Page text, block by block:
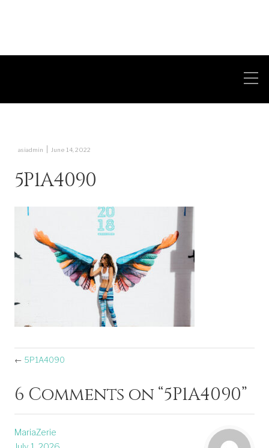
asiadmin June 14, 2022
5P1A4090
← 5P1A4090
6 Comments on “5P1A4090”
MariaZerie